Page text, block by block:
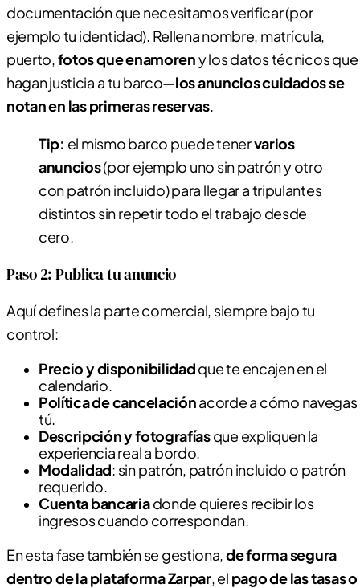
documentación que necesitamos verificar (por
ejemplo tu identidad). Rellena nombre, matrícula,
puerto,fotos que enamoreny los datos técnicos que
hagan justicia a tu barco—los anuncios cuidados se
notan en las primeras reservas.
Tip: el mismo barco puede tenervarios
anuncios(por ejemplo uno sin patrón y otro
con patrón incluido) para llegar a tripulantes
distintos sin repetir todo el trabajo desde
cero.
Paso 2: Publica tu anuncio
Aquí defines la parte comercial, siempre bajo tu
control:
Precio y disponibilidadque te encajen en el
calendario.
Política de cancelaciónacorde a cómo navegas
tú.
Descripción y fotografíasque expliquen la
experiencia real a bordo.
Modalidad: sin patrón, patrón incluido o patrón
requerido.
Cuenta bancariadonde quieres recibir los
ingresos cuando correspondan.
En esta fase también se gestiona,de forma segura
dentro de la plataforma Zarpar, el pago de las tasas o